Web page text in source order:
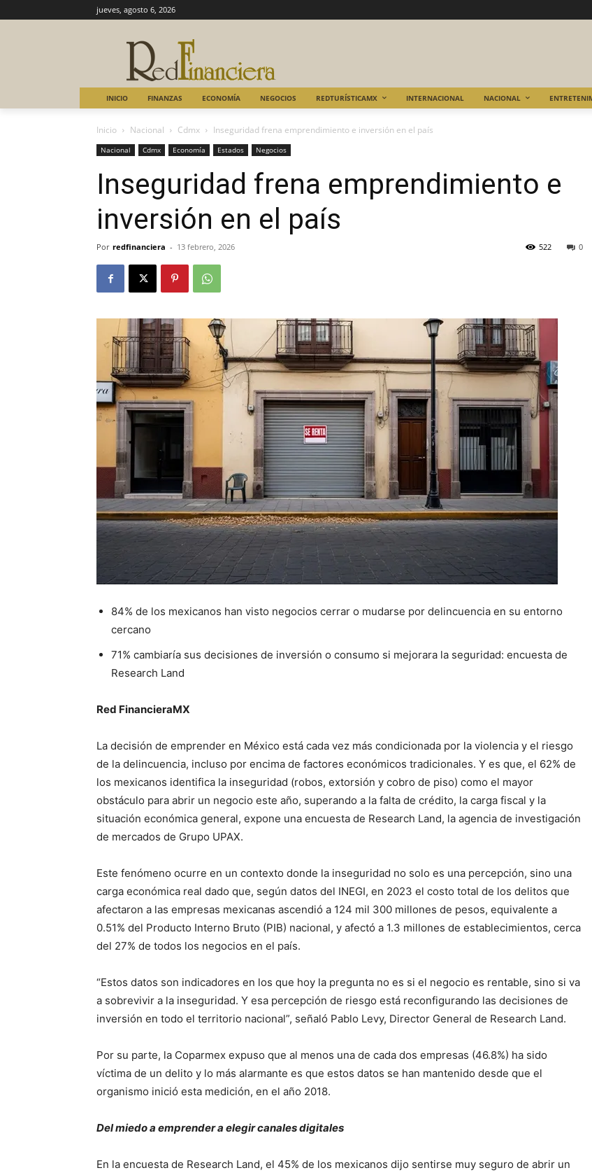
jueves, agosto 6, 2026
INICIO FINANZAS ECONOMÍA NEGOCIOS REDTURÍSTICAMX INTERNACIONAL NACIONAL
Inicio Nacional Cdmx Inseguridad frena emprendimiento e inversión en el país
Nacional Cdmx Economía Estados Negocios
Inseguridad frena emprendimiento e
inversión en el país
Por redfinanciera - 13 febrero, 2026 0
522
84% de los mexicanos han visto negocios cerrar o mudarse por delincuencia en su entorno
cercano
71% cambiaría sus decisiones de inversión o consumo si mejorara la seguridad: encuesta de
Research Land
Red FinancieraMX
La decisión de emprender en México está cada vez más condicionada por la violencia y el riesgo
de la delincuencia, incluso por encima de factores económicos tradicionales. Y es que, el 62% de
los mexicanos identifica la inseguridad (robos, extorsión y cobro de piso) como el mayor
obstáculo para abrir un negocio este año, superando a la falta de crédito, la carga fiscal y la
situación económica general, expone una encuesta de Research Land, la agencia de investigación
de mercados de Grupo UPAX.
Este fenómeno ocurre en un contexto donde la inseguridad no solo es una percepción, sino una
carga económica real dado que, según datos del INEGI, en 2023 el costo total de los delitos que
afectaron a las empresas mexicanas ascendió a 124 mil 300 millones de pesos, equivalente a
0.51% del Producto Interno Bruto (PIB) nacional, y afectó a 1.3 millones de establecimientos, cerca
del 27% de todos los negocios en el país.
“Estos datos son indicadores en los que hoy la pregunta no es si el negocio es rentable, sino si va
a sobrevivir a la inseguridad. Y esa percepción de riesgo está reconfigurando las decisiones de
inversión en todo el territorio nacional”, señaló Pablo Levy, Director General de Research Land.
Por su parte, la Coparmex expuso que al menos una de cada dos empresas (46.8%) ha sido
víctima de un delito y lo más alarmante es que estos datos se han mantenido desde que el
organismo inició esta medición, en el año 2018.
Del miedo a emprender a elegir canales digitales
En la encuesta de Research Land, el 45% de los mexicanos dijo sentirse muy seguro de abrir un